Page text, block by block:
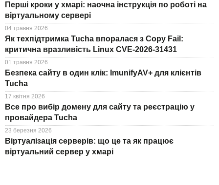
Перші кроки у хмарі: наочна інструкція по роботі на
віртуальному сервері
04 травня 2026
Як техпідтримка Tucha впоралася з Copy Fail:
критична вразливість Linux CVE-2026-31431
01 травня 2026
Безпека сайту в один клік: ImunifyAV+ для клієнтів
Tucha
17 квітня 2026
Все про вибір домену для сайту та реєстрацію у
провайдера Tucha
23 березня 2026
Віртуалізація серверів: що це та як працює
віртуальний сервер у хмарі